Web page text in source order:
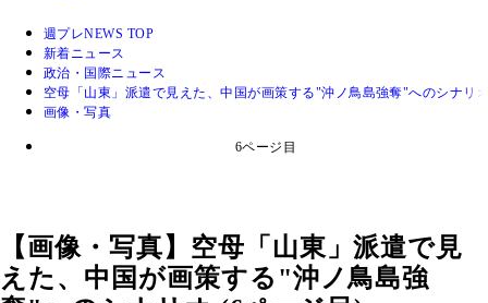
週プレNEWS TOP
新着ニュース
政治・国際ニュース
空母「山東」派遣で見えた、中国が画策する"沖ノ鳥島強奪"へのシナリ
画像・写真
6ページ目
【画像・写真】空母「山東」派遣で見
えた、中国が画策する"沖ノ鳥島強